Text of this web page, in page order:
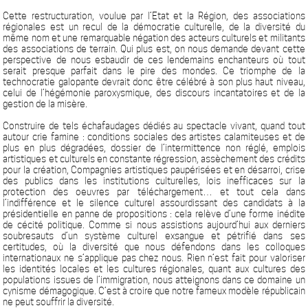
Cette restructuration, voulue par l’Etat et la Région, des associations
régionales est un recul de la démocratie culturelle, de la diversité du
même nom et une remarquable négation des acteurs culturels et militants
des associations de terrain. Qui plus est, on nous demande devant cette
perspective de nous esbaudir de ces lendemains enchanteurs où tout
serait presque parfait dans le pire des mondes. Ce triomphe de la
technocratie galopante devrait donc être célébré à son plus haut niveau,
celui de l’hégémonie paroxysmique, des discours incantatoires et de la
gestion de la misère.
Construire de tels échafaudages dédiés au spectacle vivant, quand tout
autour crie famine : conditions sociales des artistes calamiteuses et de
plus en plus dégradées, dossier de l’intermittence non réglé, emplois
artistiques et culturels en constante régression, assèchement des crédits
pour la création, Compagnies artistiques paupérisées et en désarroi, crise
des publics dans les institutions culturelles, lois inefficaces sur la
protection des oeuvres par téléchargement… et tout cela dans
l’indifférence et le silence culturel assourdissant des candidats à la
présidentielle en panne de propositions : cela relève d’une forme inédite
de cécité politique. Comme si nous assistions aujourd’hui aux derniers
soubresauts d’un système culturel exsangue et pétrifié dans ses
certitudes, où la diversité que nous défendons dans les colloques
internationaux ne s’applique pas chez nous. Rien n’est fait pour valoriser
les identités locales et les cultures régionales, quant aux cultures des
populations issues de l’immigration, nous atteignons dans ce domaine un
cynisme démagogique. C’est à croire que notre fameux modèle républicain
ne peut souffrir la diversité.